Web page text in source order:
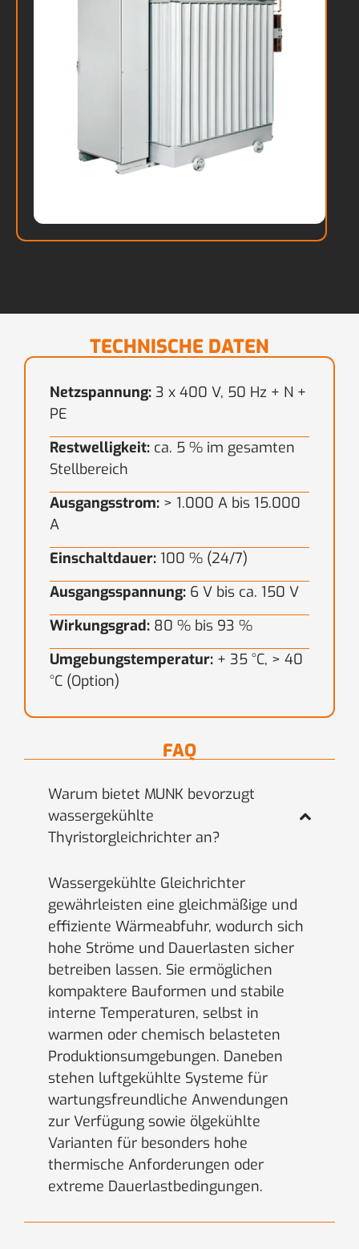
TECHNISCHE DATEN
Netzspannung: 3 x 400 V, 50 Hz + N +
PE
Restwelligkeit: ca. 5 % im gesamten
Stellbereich
Ausgangsstrom: > 1.000 A bis 15.000
A
Einschaltdauer: 100 % (24/7)
Ausgangsspannung: 6 V bis ca. 150 V
Wirkungsgrad: 80 % bis 93 %
Umgebungstemperatur: + 35 °C, > 40
°C (Option)
FAQ
Warum bietet MUNK bevorzugt
wassergekühlte
Thyristorgleichrichter an?
Wassergekühlte Gleichrichter
gewährleisten eine gleichmäßige und
effiziente Wärmeabfuhr, wodurch sich
hohe Ströme und Dauerlasten sicher
betreiben lassen. Sie ermöglichen
kompaktere Bauformen und stabile
interne Temperaturen, selbst in
warmen oder chemisch belasteten
Produktionsumgebungen. Daneben
stehen luftgekühlte Systeme für
wartungsfreundliche Anwendungen
zur Verfügung sowie ölgekühlte
Varianten für besonders hohe
thermische Anforderungen oder
extreme Dauerlastbedingungen.